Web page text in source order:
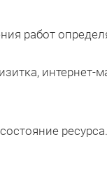
работ
ресурса.